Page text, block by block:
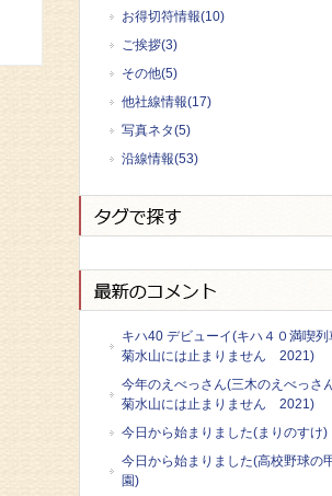
お得切符情報(10)
ご挨拶(3)
その他(5)
他社線情報(17)
写真ネタ(5)
沿線情報(53)
キハ40 デビューイ(キハ４０満喫列
菊水山には止まりません 2021)
今年のえべっさん(三木のえべっさん
菊水山には止まりません 2021)
今日から始まりました(まりのすけ)
今日から始まりました(高校野球の
園)